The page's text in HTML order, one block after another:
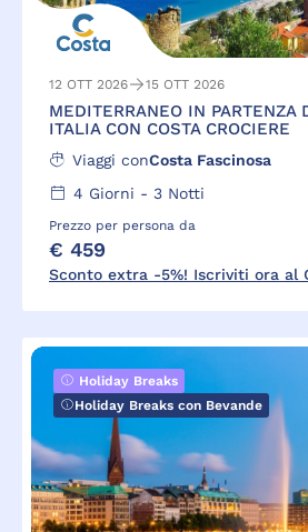
12 OTT 2026 15 OTT 2026
MEDITERRANEO IN PARTENZA
ITALIA CON COSTA CROCIERE
Viaggi conCosta Fascinosa
4 Giorni - 3Notti
Prezzo per persona da
€ 459
Sconto extra -5%! Iscriviti ora al
Holiday Breaks
Holiday Breaks con Bevande